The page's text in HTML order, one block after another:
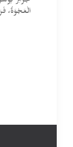
الْعَجْوَةُ،